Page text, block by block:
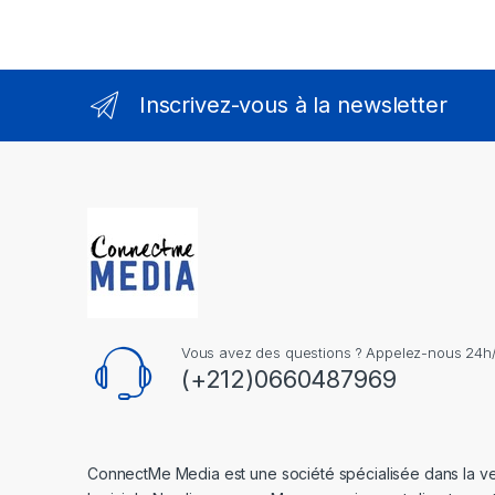
Inscrivez-vous à la newsletter
Vous avez des questions ? Appelez-nous
(+212)0660487969
ConnectMe Media est une société spécialisée dans la